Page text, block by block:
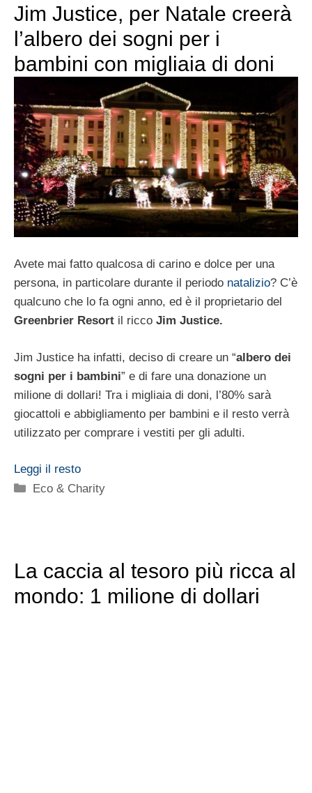
Jim Justice, per Natale creerà
l’albero dei sogni per i
bambini con migliaia di doni
Avete mai fatto qualcosa di carino e dolce per una
persona, in particolare durante il periodo natalizio? C’è
qualcuno che lo fa ogni anno, ed è il proprietario del
Greenbrier Resort il ricco Jim Justice.
Jim Justice ha infatti, deciso di creare un “albero dei
sogni per i bambini” e di fare una donazione un
milione di dollari! Tra i migliaia di doni, l’80% sarà
giocattoli e abbigliamento per bambini e il resto verrà
utilizzato per comprare i vestiti per gli adulti.
Leggi il resto
Categorie
Eco & Charity
La caccia al tesoro più ricca al
mondo: 1 milione di dollari